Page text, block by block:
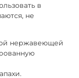
в
не
нержавеющей